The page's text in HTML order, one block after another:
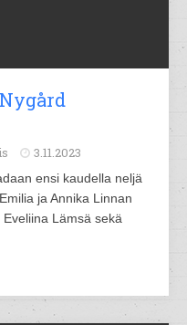
3.11.2023
ensi kaudella neljä
ja Annika Linnan
Lämsä sekä